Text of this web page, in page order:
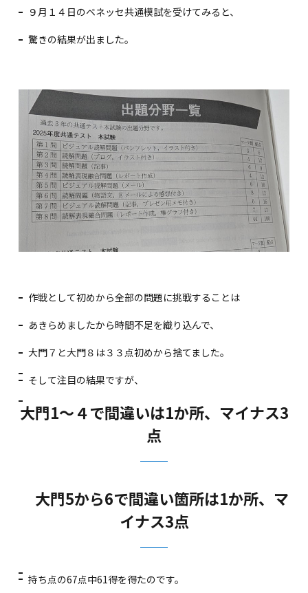
９月１４日のベネッセ共通模試を受けてみると、
驚きの結果が出ました。
作戦として初めから全部の問題に挑戦することは
あきらめましたから時間不足を織り込んで、
大門７と大門８は３３点初めから捨てました。
そして注目の結果ですが、
大門1～４で間違いは1か所、マイナス3
点
大門5から6で間違い箇所は1か所、マ
イナス3点
持ち点の67点中61得を得たのです。